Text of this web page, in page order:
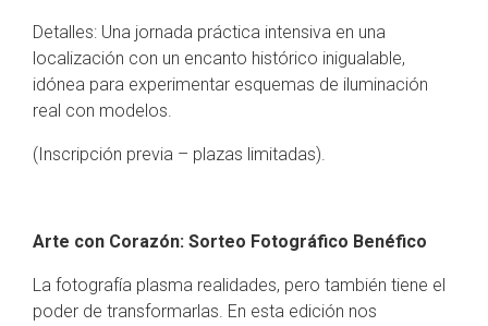
Detalles: Una jornada práctica intensiva en una
localización con un encanto histórico inigualable,
idónea para experimentar esquemas de iluminación
real con modelos.
(Inscripción previa – plazas limitadas).
Arte con Corazón: Sorteo Fotográfico Benéfico
La fotografía plasma realidades, pero también tiene el
poder de transformarlas. En esta edición nos